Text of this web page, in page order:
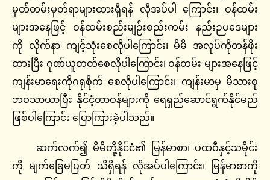
မှတ်တမ်းမှတ်ရာများထားရှိရန် လိုအပ်ပါ ကြောင်း၊ ဝန်ထမ်း
များအနေဖြင့် ဝန်ထမ်းစည်းမျဉ်းစည်းကမ်း နည်းဉပဒေများ
ကို လိုက်နာ ကျင့်သုံးစေလိုပါကြောင်း၊ မိမိ အလုပ်ကိုတန်ဖိုး
ထားပြီး ဂုဏ်ယူတတ်စေလိုပါကြောင်း၊ ဝန်ထမ်း များအနေဖြင့်
ကျန်းမာရေးကိုဂရုစိုက် စေလိုပါကြောင်း၊ ကျန်းမာမှ မိသားစု
ဘဝသာယာပြီး နိုင်ငံ့တာဝန်များကို ရေရှည်ဆောင်ရွက်နိုင်မည်
ဖြစ်ပါကြောင်း ပြောကြားခဲ့ပါသည်။
ဆက်လက်၍ မိမိတို့နိုင်ငံ၏ မြန်မာစာ၊ ပထဝီနှင့်သမိုင်း
ကို မျက်ခြေမပြတ် သိရှိရန် လိုအပ်ပါကြောင်း၊ မြန်မာစာကို